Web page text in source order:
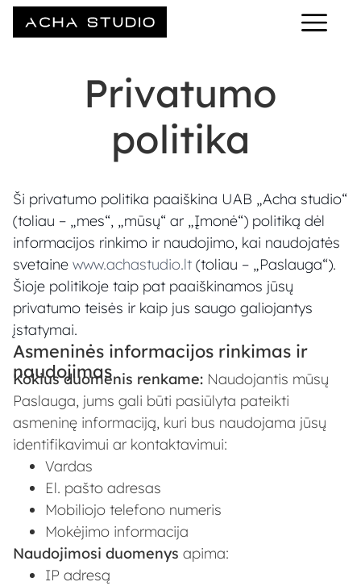
Privatumo
politika
Ši privatumo politika paaiškina UAB „Acha studio“
(toliau – „mes“, „mūsų“ ar „Įmonė“) politiką dėl
informacijos rinkimo ir naudojimo, kai naudojatės
svetaine www.achastudio.lt (toliau – „Paslauga“).
Šioje politikoje taip pat paaiškinamos jūsų
privatumo teisės ir kaip jus saugo galiojantys
įstatymai.
Asmeninės informacijos rinkimas ir
naudojimas
Kokius duomenis renkame: Naudojantis mūsų
Paslauga, jums gali būti pasiūlyta pateikti
asmeninę informaciją, kuri bus naudojama jūsų
identifikavimui ar kontaktavimui:
Vardas
El. pašto adresas
Mobiliojo telefono numeris
Mokėjimo informacija
Naudojimosi duomenys apima:
IP adresą